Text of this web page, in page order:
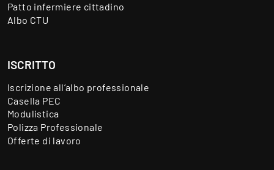
Patto infermiere cittadino
Albo CTU
ISCRITTO
Iscrizione all’albo professionale
Casella PEC
Modulistica
Polizza Professionale
Offerte di lavoro